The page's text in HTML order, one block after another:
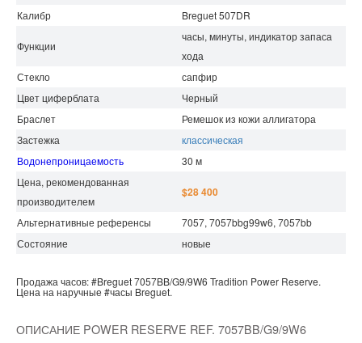
Калибр
Breguet 507DR
Функции
часы, минуты, индикатор запаса
хода
Стекло
сапфир
Цвет циферблата
Черный
Браслет
Ремешок из кожи аллигатора
Застежка
классическая
Водонепроницаемость
30 м
Цена, рекомендованная
производителем
$28 400
Альтернативные референсы
7057, 7057bbg99w6, 7057bb
Состояние
новые
Продажа часов:#Breguet7057BB/G9/9W6 Tradition Power Reserve.
Цена на наручные #часы Breguet.
ОПИСАНИЕ POWER RESERVE REF. 7057BB/G9/9W6